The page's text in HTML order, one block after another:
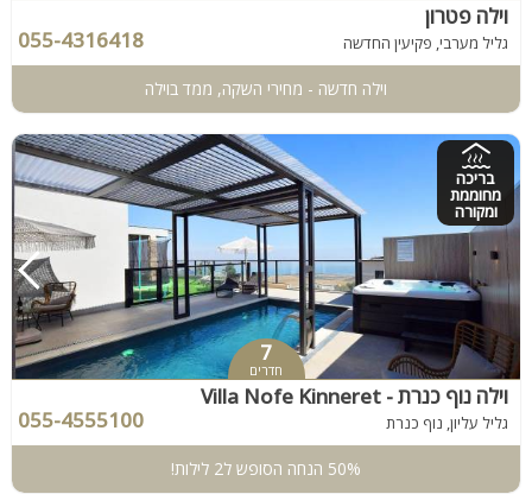
וילה פטרון
גליל מערבי, פקיעין החדשה 055-4316418
וילה חדשה - מחירי השקה, ממד בוילה
בריכה
מחוממת
ומקורה
7
חדרים
וילה נוף כנרת - Villa Nofe Kinneret
גליל עליון, נוף כנרת 055-4555100
50% הנחה הסופש ל2 לילות!